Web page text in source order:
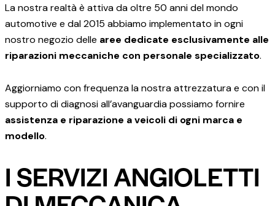
La nostra realtà è attiva da oltre 50 anni del mondo
automotive e dal 2015 abbiamo implementato in ogni
nostro negozio delle aree dedicate esclusivamente alle
riparazioni meccaniche con personale specializzato.
Aggiorniamo con frequenza la nostra attrezzatura e con il
supporto di diagnosi all’avanguardia possiamo fornire
assistenza e riparazione a veicoli di ogni marca e
modello.
I SERVIZI ANGIOLETTI